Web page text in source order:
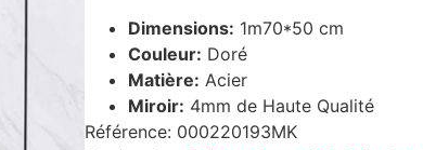
Dimensions: 1m70*50 cm
Couleur: Doré
Matière: Acier
Miroir: 4mm de Haute Qualité
Référence: 000220193MK